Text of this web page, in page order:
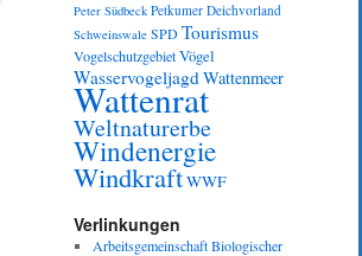
Peter Südbeck Petkumer Deichvorland
Schweinswale SPDTourismus
VogelschutzgebietVögel
WasservogeljagdWattenmeer
Wattenrat
Weltnaturerbe
Windenergie
WindkraftWWF
Verlinkungen
Arbeitsgemeinschaft Biologischer